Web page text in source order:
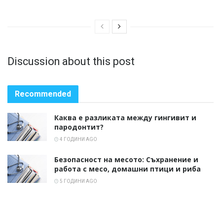
Discussion about this post
Recommended
Каква е разликата между гингивит и
пародонтит?
4 ГОДИНИ AGO
Безопасност на месото: Съхранение и
работа с месо, домашни птици и риба
5 ГОДИНИ AGO